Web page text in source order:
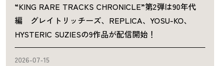
“KING RARE TRACKS CHRONICLE”第2弾は90年代
編 グレイトリッチーズ、REPLICA、YOSU-KO、
HYSTERIC SUZIESの9作品が配信開始！
2026-07-15